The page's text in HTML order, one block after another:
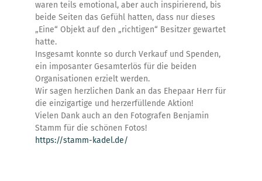
waren teils emotional, aber auch inspirierend, bis
beide Seiten das Gefühl hatten, dass nur dieses
„Eine“ Objekt auf den „richtigen“ Besitzer gewartet
hatte.
Insgesamt konnte so durch Verkauf und Spenden,
ein imposanter Gesamterlös für die beiden
Organisationen erzielt werden.
Wir sagen herzlichen Dank an das Ehepaar Herr für
die einzigartige und herzerfüllende Aktion!
Vielen Dank auch an den Fotografen Benjamin
Stamm für die schönen Fotos!
https://stamm-kadel.de/